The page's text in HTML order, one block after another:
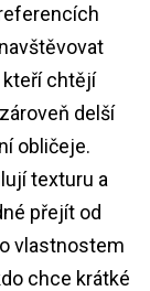
kteří chtějí
delší
obličeje.
texturu a
přejít od
vlastnostem
chce krátké